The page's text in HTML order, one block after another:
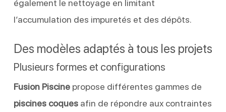
également le nettoyage en limitant
l’accumulation des impuretés et des dépôts.
Des modèles adaptés à tous les projets
Plusieurs formes et configurations
Fusion Piscinepropose différentes gammes de
piscines coquesafin de répondre aux contraintes